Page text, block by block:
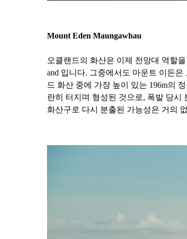
Mount Eden Maungawhau
오클랜드의 화산은 이제 전망대 역할
and 입니다. 그중에서도 마운트 이든
드 화산 중에 가장 높이 있는 196m의
란히 터지며 형성된 것으로, 폭발 당시
화산구로 다시 분출된 가능성은 거의